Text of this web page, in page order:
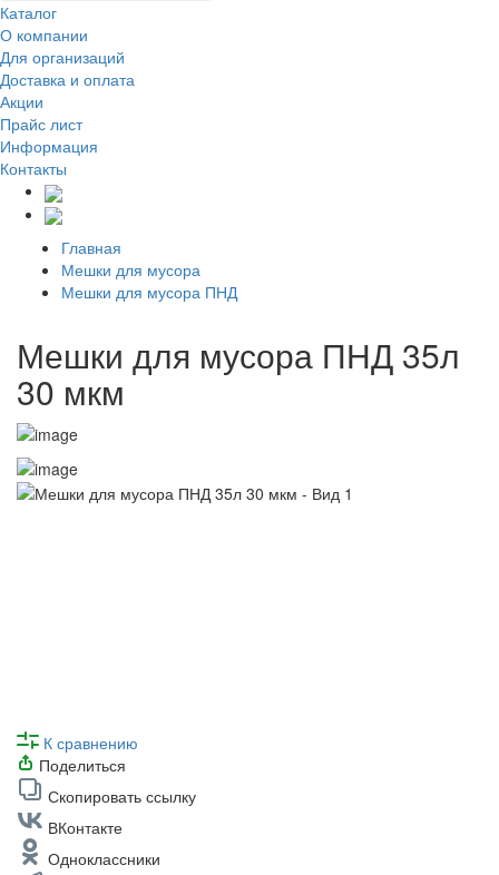
Каталог
О компании
Для организаций
Доставка и оплата
Акции
Прайс лист
Информация
Контакты
Главная
Мешки для мусора
Мешки для мусора ПНД
Мешки для мусора ПНД 35л
30 мкм
К сравнению
Поделиться
Скопировать ссылку
ВКонтакте
Одноклассники